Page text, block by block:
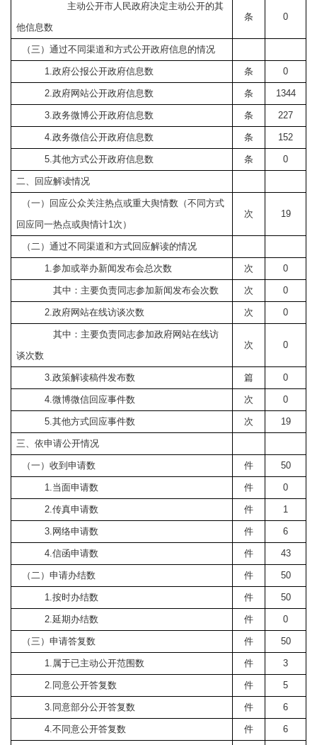
主动公开市人民政府决定主动公开的其
他信息数
条 0
（三）通过不同渠道和方式公开政府信息的情况
1.政府公报公开政府信息数 条 0
2.政府网站公开政府信息数 条 1344
3.政务微博公开政府信息数 条 227
4.政务微信公开政府信息数 条 152
5.其他方式公开政府信息数 条 0
二、回应解读情况
（一）回应公众关注热点或重大舆情数（不同方式
回应同一热点或舆情计1次）
次 19
（二）通过不同渠道和方式回应解读的情况
1.参加或举办新闻发布会总次数 次 0
其中：主要负责同志参加新闻发布会次数 次 0
2.政府网站在线访谈次数 次 0
其中：主要负责同志参加政府网站在线访
谈次数
次 0
3.政策解读稿件发布数 篇 0
4.微博微信回应事件数 次 0
5.其他方式回应事件数 次 19
三、依申请公开情况
（一）收到申请数 件 50
1.当面申请数 件 0
2.传真申请数 件 1
3. 网络申请数 件 6
4.信函申请数 件 43
（二）申请办结数 件 50
1.按时办结数 件 50
2.延期办结数 件 0
（三）申请答复数 件 50
1.属于已主动公开范围数 件 3
2. 同意公开答复数 件 5
3. 同意部分公开答复数 件 6
4.不同意公开答复数 件 6